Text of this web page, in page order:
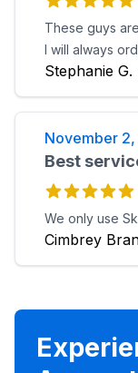
These guys
I will always
Stephanie
November
Best
We only use
Cimbrey